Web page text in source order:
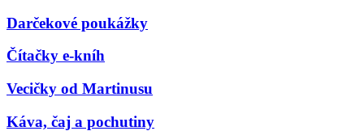
Darčekové poukážky
Čítačky e-kníh
Vecičky od Martinusu
Káva, čaj a pochutiny